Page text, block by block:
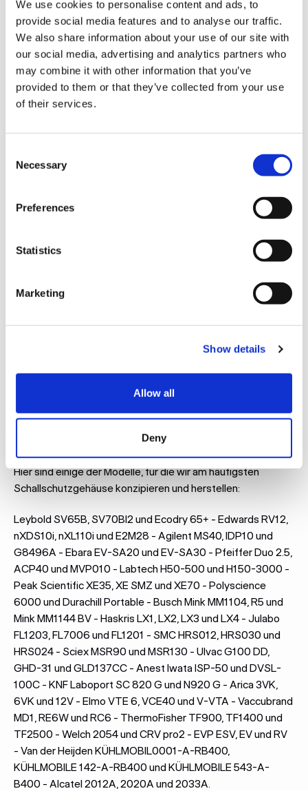
We use cookies to personalise content and ads, to
provide social media features and to analyse our traffic.
We also share information about your use of our site with
our social media, advertising and analytics partners who
may combine it with other information that you’ve
provided to them or that they’ve collected from your use
of their services.
Selection
Necessary
Preferences
Statistics
Marketing
Show details
Allow all
Deny
Was passiert, wenn ein
Teil ein Problem hat und
wie lang ist die
Garantiezeit?
Lass uns
arbeiten
Ihrem Projekt mit den richtigen Produkten zur
Kontaktiere uns
Häufig gefertigte Modelle und kundenspezifische
Hier sind einige der Modelle, für die wir am häufigsten
Schallschutzgehäuse konzipieren und herstellen:
Leybold SV65B, SV70BI2 und Ecodry 65+ - Edwards RV12,
nXDS10i, nXL110i und E2M28 - Agilent MS40, IDP10 und
G8496A - Ebara EV-SA20 und EV-SA30 - Pfeiffer Duo 2.5,
ACP40 und MVP010 - Labtech H50-500 und H150-3000 -
Peak Scientific XE35, XE SMZ und XE70 - Polyscience
6000 und Durachill Portable - Busch Mink MM1104, R5 und
Mink MM1144 BV - Haskris LX1, LX2, LX3 und LX4 - Julabo
FL1203, FL7006 und FL1201 - SMC HRS012, HRS030 und
HRS024 - Sciex MSR90 und MSR130 - Ulvac G100 DD,
GHD-31 und GLD137CC - Anest Iwata ISP-50 und DVSL-
100C - KNF Laboport SC 820 G und N920 G - Arica 3VK,
6VK und 12V - Elmo VTE 6, VCE40 und V-VTA - Vaccubrand
MD1, RE6W und RC6 - ThermoFisher TF900, TF1400 und
TF2500 - Welch 2054 und CRV pro2 - EVP ESV, EV und RV
- Van der Heijden KÜHLMOBIL0001-A-RB400,
KÜHLMOBILE 142-A-RB400 und KÜHLMOBILE 543-A-
B400 - Alcatel 2012A, 2020A und 2033A.